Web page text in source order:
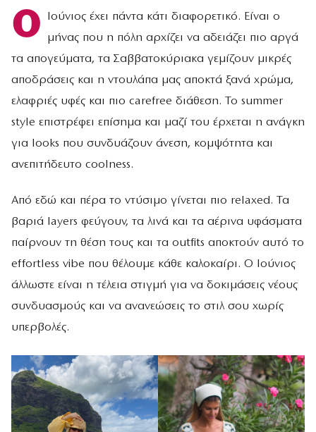
Ο
Ιούνιος έχει πάντα κάτι διαφορετικό. Είναι ο
μήνας που η πόλη αρχίζει να αδειάζει πιο αργά
τα απογεύματα, τα Σαββατοκύριακα γεμίζουν μικρές
αποδράσεις και η ντουλάπα μας αποκτά ξανά χρώμα,
ελαφριές υφές και πιο carefree διάθεση. Το summer
style επιστρέφει επίσημα και μαζί του έρχεται η ανάγκη
για looks που συνδυάζουν άνεση, κομψότητα και
ανεπιτήδευτο coolness.
Από εδώ και πέρα το ντύσιμο γίνεται πιο relaxed. Τα
βαριά layers φεύγουν, τα λινά και τα αέρινα υφάσματα
παίρνουν τη θέση τους και τα outfits αποκτούν αυτό το
effortless vibe που θέλουμε κάθε καλοκαίρι. Ο Ιούνιος
άλλωστε είναι η τέλεια στιγμή για να δοκιμάσεις νέους
συνδυασμούς και να ανανεώσεις το στιλ σου χωρίς
υπερβολές.